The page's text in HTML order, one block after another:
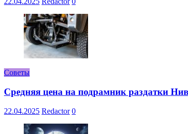
Советы
Средняя цена на подрамник раздатки
22.04.2025 Redactor 0